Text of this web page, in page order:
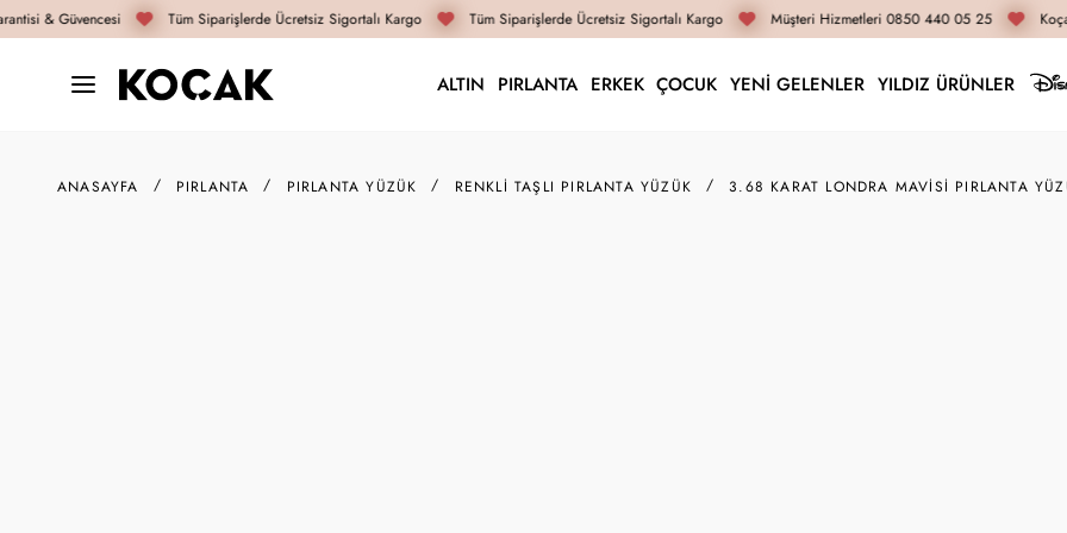
& Güvencesi Tüm Siparişlerde Ücretsiz Sigortalı Kargo Tüm Siparişlerde Ücretsiz Sigortalı Kargo Müşteri Hizmetleri 0850 440 05 25
ALTIN PIRLANTA ERKEK ÇOCUK YENİ GELENLER YILDIZ ÜRÜNLER
ANASAYFA PIRLANTA PIRLANTA YÜZÜK RENKLI TAŞLI PIRLANTA YÜZÜK 3.68 KARAT LONDRA MAVISI PIRLANTA